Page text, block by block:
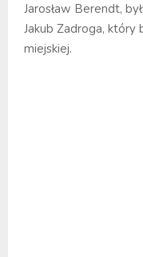
Jarosław Berendt,
Jakub Zadroga, który
miejskiej.